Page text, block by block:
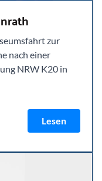
zur
nach einer
NRW K20 in
Lesen